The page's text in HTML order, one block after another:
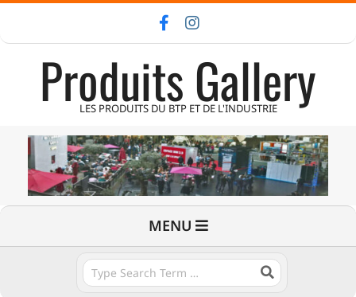
Produits Gallery
LES PRODUITS DU BTP ET DE L'INDUSTRIE
Primary
MENU